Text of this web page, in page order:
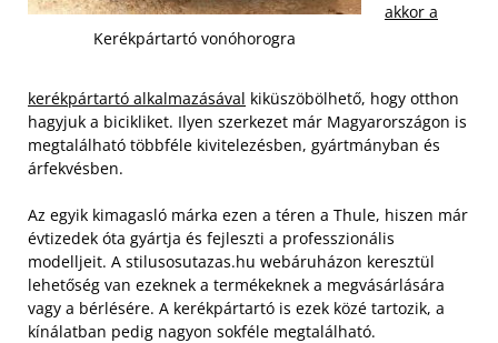
Kerékpártartó vonóhorogra
akkor a
kerékpártartó alkalmazásával kiküszöbölhető, hogy otthon
hagyjuk a bicikliket. Ilyen szerkezet már Magyarországon is
megtalálható többféle kivitelezésben, gyártmányban és
árfekvésben.
Az egyik kimagasló márka ezen a téren a Thule, hiszen már
évtizedek óta gyártja és fejleszti a professzionális
modelljeit. A stilusosutazas.hu webáruházon keresztül
lehetőség van ezeknek a termékeknek a megvásárlására
vagy a bérlésére. A kerékpártartó is ezek közé tartozik, a
kínálatban pedig nagyon sokféle megtalálható.